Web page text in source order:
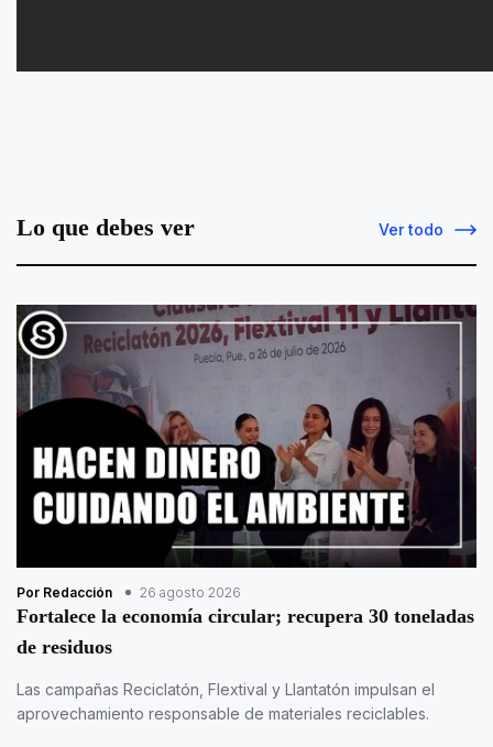
Lo que debes ver Ver todo
Por Redacción 26 agosto 2026
Fortalece la economía circular; recupera 30 toneladas
de residuos
Las campañas Reciclatón, Flextival y Llantatón impulsan el
aprovechamiento responsable de materiales reciclables.